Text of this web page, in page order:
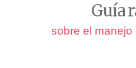
Guía
sobre el manejo